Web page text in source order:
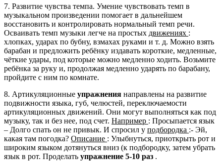
7. Развитие чувства темпа. Умение чувствовать темп в
музыкальном произведении помогает в дальнейшем
восстановить и контролировать нормальный темп речи.
Осваивать темп музыки легче на простых движениях :
хлопках, ударах по бубну, взмахах руками и т. д. Можно взять
барабан и предложить ребёнку издавать короткие, медленные,
чёткие удары, под которые можно медленно ходить. Возьмите
ребёнка за руку и, продолжая медленно ударять по барабану,
пройдите с ним по комнате.
8. Артикуляционные упражнения направлены на развитие
подвижности языка, губ, челюстей, переключаемости
артикуляционных движений. Они могут выполняться как под
музыку, так и без нее, под счет. Например : Просыпается язык
– Долго спать он не привык. И спросил у подбородка :- Эй,
какая там погодка? Описание : Улыбнуться, приоткрыть рот и
широким языком дотянуться вниз (к подбородку, затем убрать
язык в рот. Проделать упражнение 5-10 раз .